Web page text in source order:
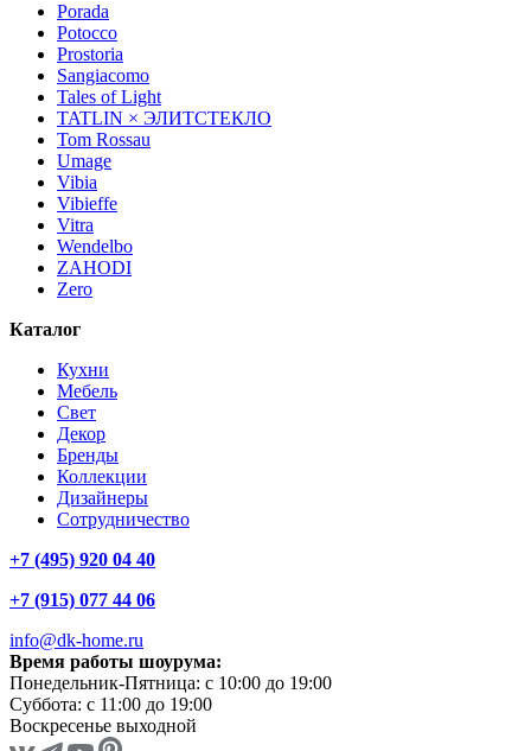
Porada
Potocco
Prostoria
Sangiacomo
Tales of Light
TATLIN × ЭЛИТСТЕКЛО
Tom Rossau
Umage
Vibia
Vibieffe
Vitra
Wendelbo
ZAHODI
Zero
Каталог
Кухни
Мебель
Свет
Декор
Бренды
Коллекции
Дизайнеры
Сотрудничество
+7 (495) 920 04 40
+7 (915) 077 44 06
info@dk-home.ru
Время работы шоурума:
Понедельник-Пятница: c 10:00 до 19:00
Суббота: c 11:00 до 19:00
Воскресенье выходной